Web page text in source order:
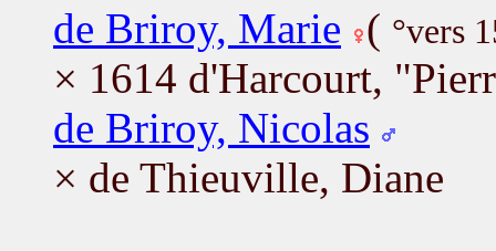
de Briroy, Marie ( °vers
× 1614 d'Harcourt,
de Briroy, Nicolas
× de Thieuville, Diane